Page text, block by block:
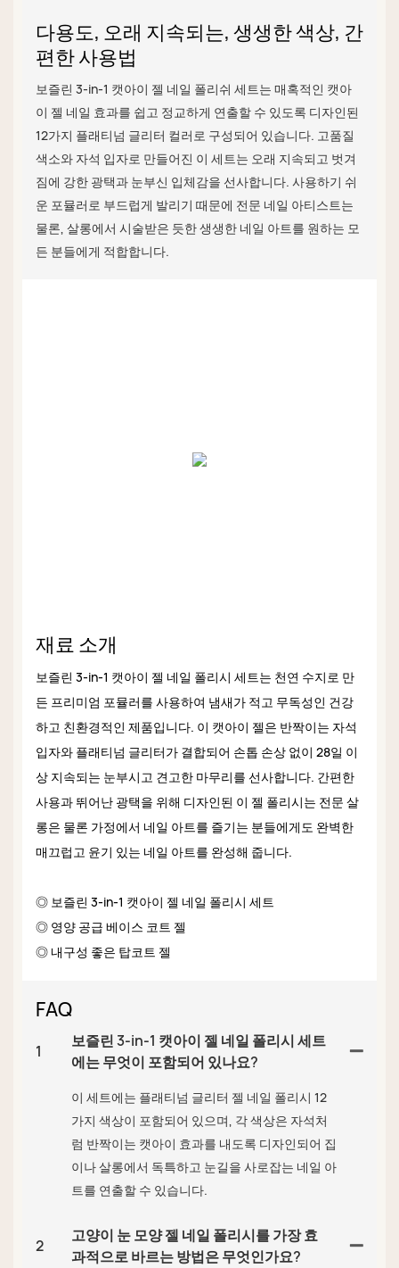
다용도, 오래 지속되는, 생생한 색상, 간
편한 사용법
보즐린 3-in-1 캣아이 젤 네일 폴리쉬 세트는 매혹적인 캣아
이 젤 네일 효과를 쉽고 정교하게 연출할 수 있도록 디자인된
12가지 플래티넘 글리터 컬러로 구성되어 있습니다. 고품질
색소와 자석 입자로 만들어진 이 세트는 오래 지속되고 벗겨
짐에 강한 광택과 눈부신 입체감을 선사합니다. 사용하기 쉬
운 포뮬러로 부드럽게 발리기 때문에 전문 네일 아티스트는
물론, 살롱에서 시술받은 듯한 생생한 네일 아트를 원하는 모
든 분들에게 적합합니다.
재료 소개
보즐린 3-in-1 캣아이 젤 네일 폴리시 세트는 천연 수지로 만
든 프리미엄 포뮬러를 사용하여 냄새가 적고 무독성인 건강
하고 친환경적인 제품입니다. 이 캣아이 젤은 반짝이는 자석
입자와 플래티넘 글리터가 결합되어 손톱 손상 없이 28일 이
상 지속되는 눈부시고 견고한 마무리를 선사합니다. 간편한
사용과 뛰어난 광택을 위해 디자인된 이 젤 폴리시는 전문 살
롱은 물론 가정에서 네일 아트를 즐기는 분들에게도 완벽한
매끄럽고 윤기 있는 네일 아트를 완성해 줍니다.
◎ 보즐린 3-in-1 캣아이 젤 네일 폴리시 세트
◎ 영양 공급 베이스 코트 젤
◎ 내구성 좋은 탑코트 젤
FAQ
1
보즐린 3-in-1 캣아이 젤 네일 폴리시 세트
에는 무엇이 포함되어 있나요?
이 세트에는 플래티넘 글리터 젤 네일 폴리시 12
가지 색상이 포함되어 있으며, 각 색상은 자석처
럼 반짝이는 캣아이 효과를 내도록 디자인되어 집
이나 살롱에서 독특하고 눈길을 사로잡는 네일 아
트를 연출할 수 있습니다.
2
고양이 눈 모양 젤 네일 폴리시를 가장 효
과적으로 바르는 방법은 무엇인가요?